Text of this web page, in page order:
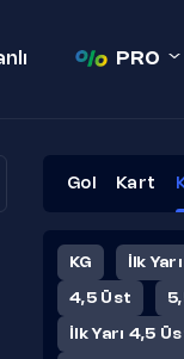
PRO
Gol Kart
KG İlk
4,5 Üst
İlk Yarı 4,5